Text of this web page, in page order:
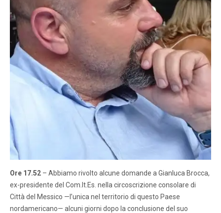
Ore 17.52 – Abbiamo rivolto alcune domande a Gianluca Brocca,
ex-presidente del Com.It.Es. nella circoscrizione consolare di
Città del Messico —l’unica nel territorio di questo Paese
nordamericano— alcuni giorni dopo la conclusione del suo